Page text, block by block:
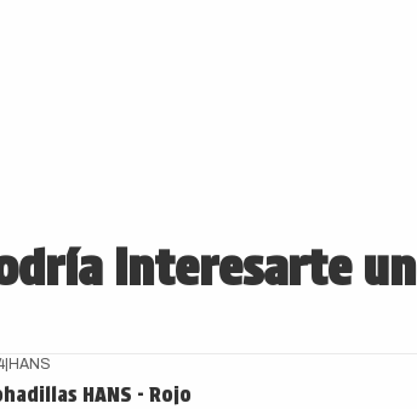
interesarte
|HANS
HANS - Rojo